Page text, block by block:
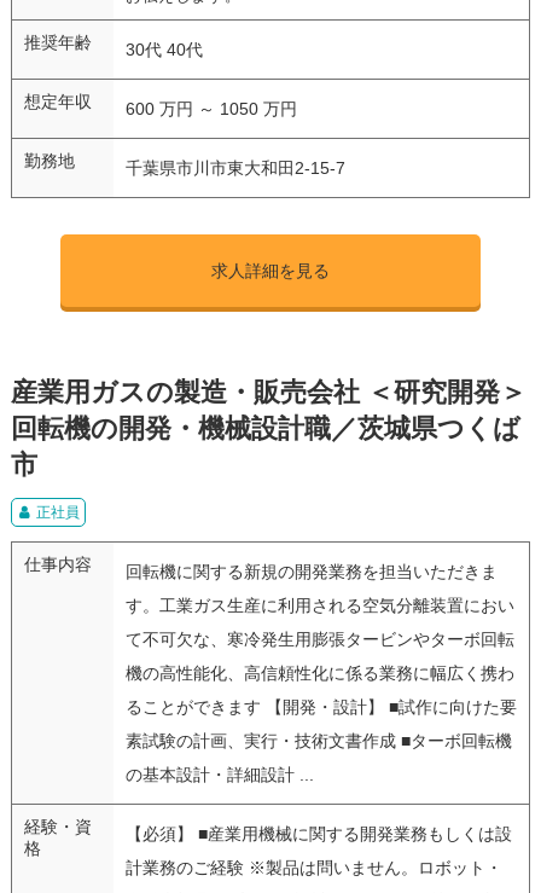
推奨年齢 30代 40代
想定年収 600 万円 ～ 1050 万円
勤務地 千葉県市川市東大和田2-15-7
求人詳細を見る
産業用ガスの製造・販売会社 ＜研究開発＞
回転機の開発・機械設計職／茨城県つくば
市
正社員
仕事内容
回転機に関する新規の開発業務を担当いただきま
す。工業ガス生産に利用される空気分離装置におい
て不可欠な、寒冷発生用膨張タービンやターボ回転
機の高性能化、高信頼性化に係る業務に幅広く携わ
ることができます 【開発・設計】 ■試作に向けた要
素試験の計画、実行・技術文書作成 ■ターボ回転機
の基本設計・詳細設計 ...
経験・資
格
【必須】 ■産業用機械に関する開発業務もしくは設
計業務のご経験 ※製品は問いません。ロボット・